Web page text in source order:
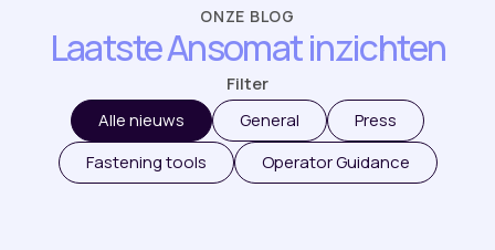
ONZE BLOG
Laatste Ansomat inzichten
Filter
Alle nieuws
General
Press
Fastening tools
Operator Guidance